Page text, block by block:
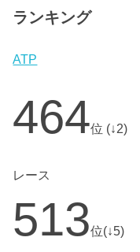
ランキング
ATP
464位 (↓2)
レース
513位(↓5)